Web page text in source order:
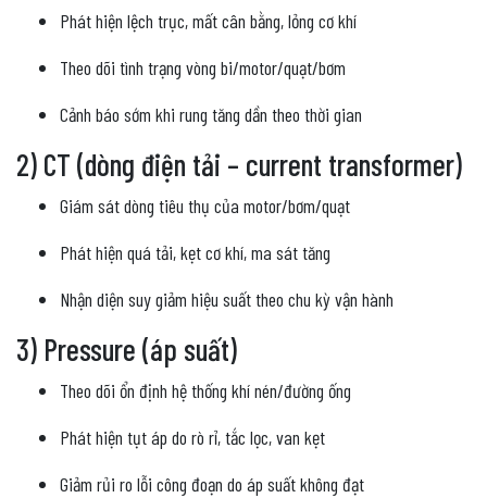
Phát hiện lệch trục, mất cân bằng, lỏng cơ khí
Theo dõi tình trạng vòng bi/motor/quạt/bơm
Cảnh báo sớm khi rung tăng dần theo thời gian
2) CT (dòng điện tải – current transformer)
Giám sát dòng tiêu thụ của motor/bơm/quạt
Phát hiện quá tải, kẹt cơ khí, ma sát tăng
Nhận diện suy giảm hiệu suất theo chu kỳ vận hành
3) Pressure (áp suất)
Theo dõi ổn định hệ thống khí nén/đường ống
Phát hiện tụt áp do rò rỉ, tắc lọc, van kẹt
Giảm rủi ro lỗi công đoạn do áp suất không đạt